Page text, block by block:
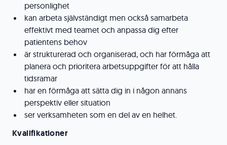
personlighet
kan arbeta självständigt men också samarbeta
effektivt med teamet och anpassa dig efter
patientens behov
är strukturerad och organiserad, och har förmåga att
planera och prioritera arbetsuppgifter för att hålla
tidsramar
har en förmåga att sätta dig in i någon annans
perspektiv eller situation
ser verksamheten som en del av en helhet.
Kvalifikationer